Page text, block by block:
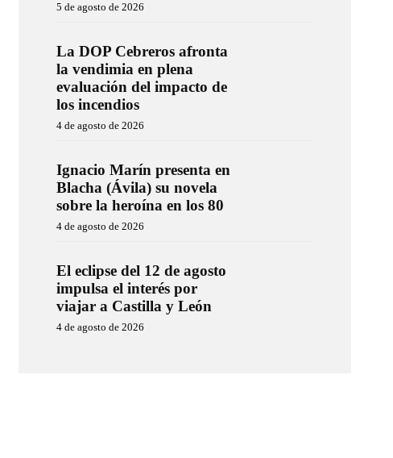
5 de agosto de 2026
La DOP Cebreros afronta
la vendimia en plena
evaluación del impacto de
los incendios
4 de agosto de 2026
Ignacio Marín presenta en
Blacha (Ávila) su novela
sobre la heroína en los 80
4 de agosto de 2026
El eclipse del 12 de agosto
impulsa el interés por
viajar a Castilla y León
4 de agosto de 2026